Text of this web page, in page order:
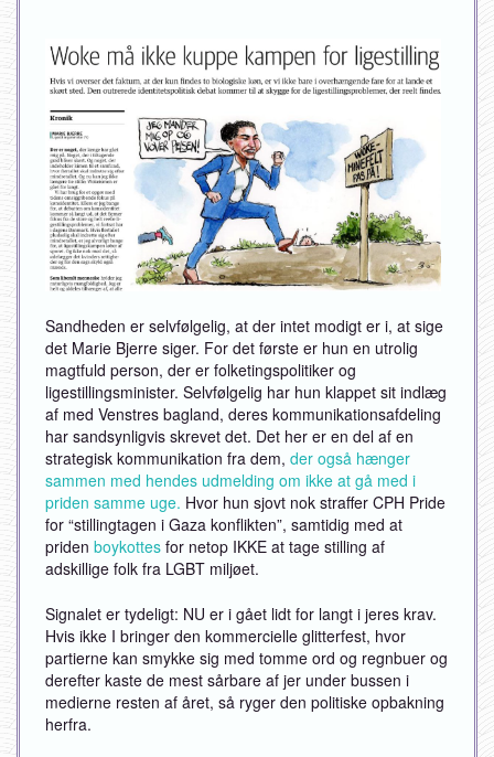
Sandheden er selvfølgelig, at der intet modigt er i, at sige
det Marie Bjerre siger. For det første er hun en utrolig
magtfuld person, der er folketingspolitiker og
ligestillingsminister. Selvfølgelig har hun klappet sit indlæg
af med Venstres bagland, deres kommunikationsafdeling
har sandsynligvis skrevet det. Det her er en del af en
strategisk kommunikation fra dem, der også hænger
sammen med hendes udmelding om ikke at gå med i
priden samme uge. Hvor hun sjovt nok straffer CPH Pride
for “stillingtagen i Gaza konflikten”, samtidig med at
priden boykottesfor netop IKKE at tage stilling af
adskillige folk fra LGBT miljøet.
Signalet er tydeligt: NU er i gået lidt for langt i jeres krav.
Hvis ikke I bringer den kommercielle glitterfest, hvor
partierne kan smykke sig med tomme ord og regnbuer og
derefter kaste de mest sårbare af jer under bussen i
medierne resten af året, så ryger den politiske opbakning
herfra.